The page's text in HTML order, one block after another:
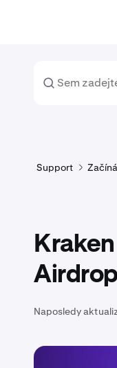
Support
Airdrop
Naposledy